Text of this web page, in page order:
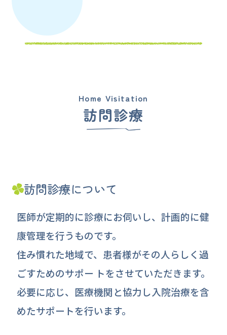
Home Visitation
訪問診療
訪問診療について
医師が定期的に診療にお伺いし、計画的に健
康管理を行うものです。
住み慣れた地域で、患者様がその人らしく過
ごすためのサポー トをさせていただきます。
必要に応じ、医療機関と協力し入院治療を含
めたサポートを行います。